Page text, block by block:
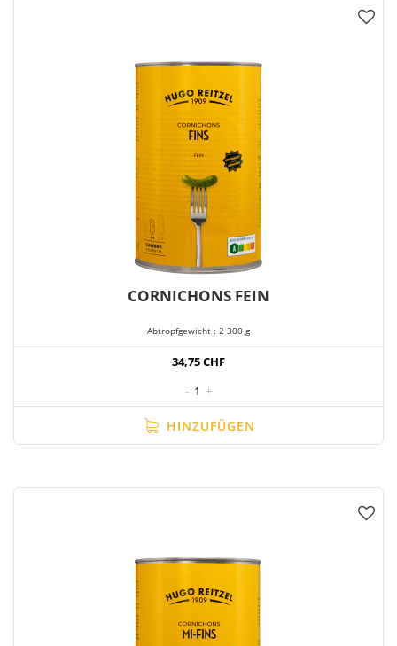
CORNICHONS FEIN
Abtropfgewicht : 2 300 g
34,75 CHF
- 1 +
HINZUFÜGEN